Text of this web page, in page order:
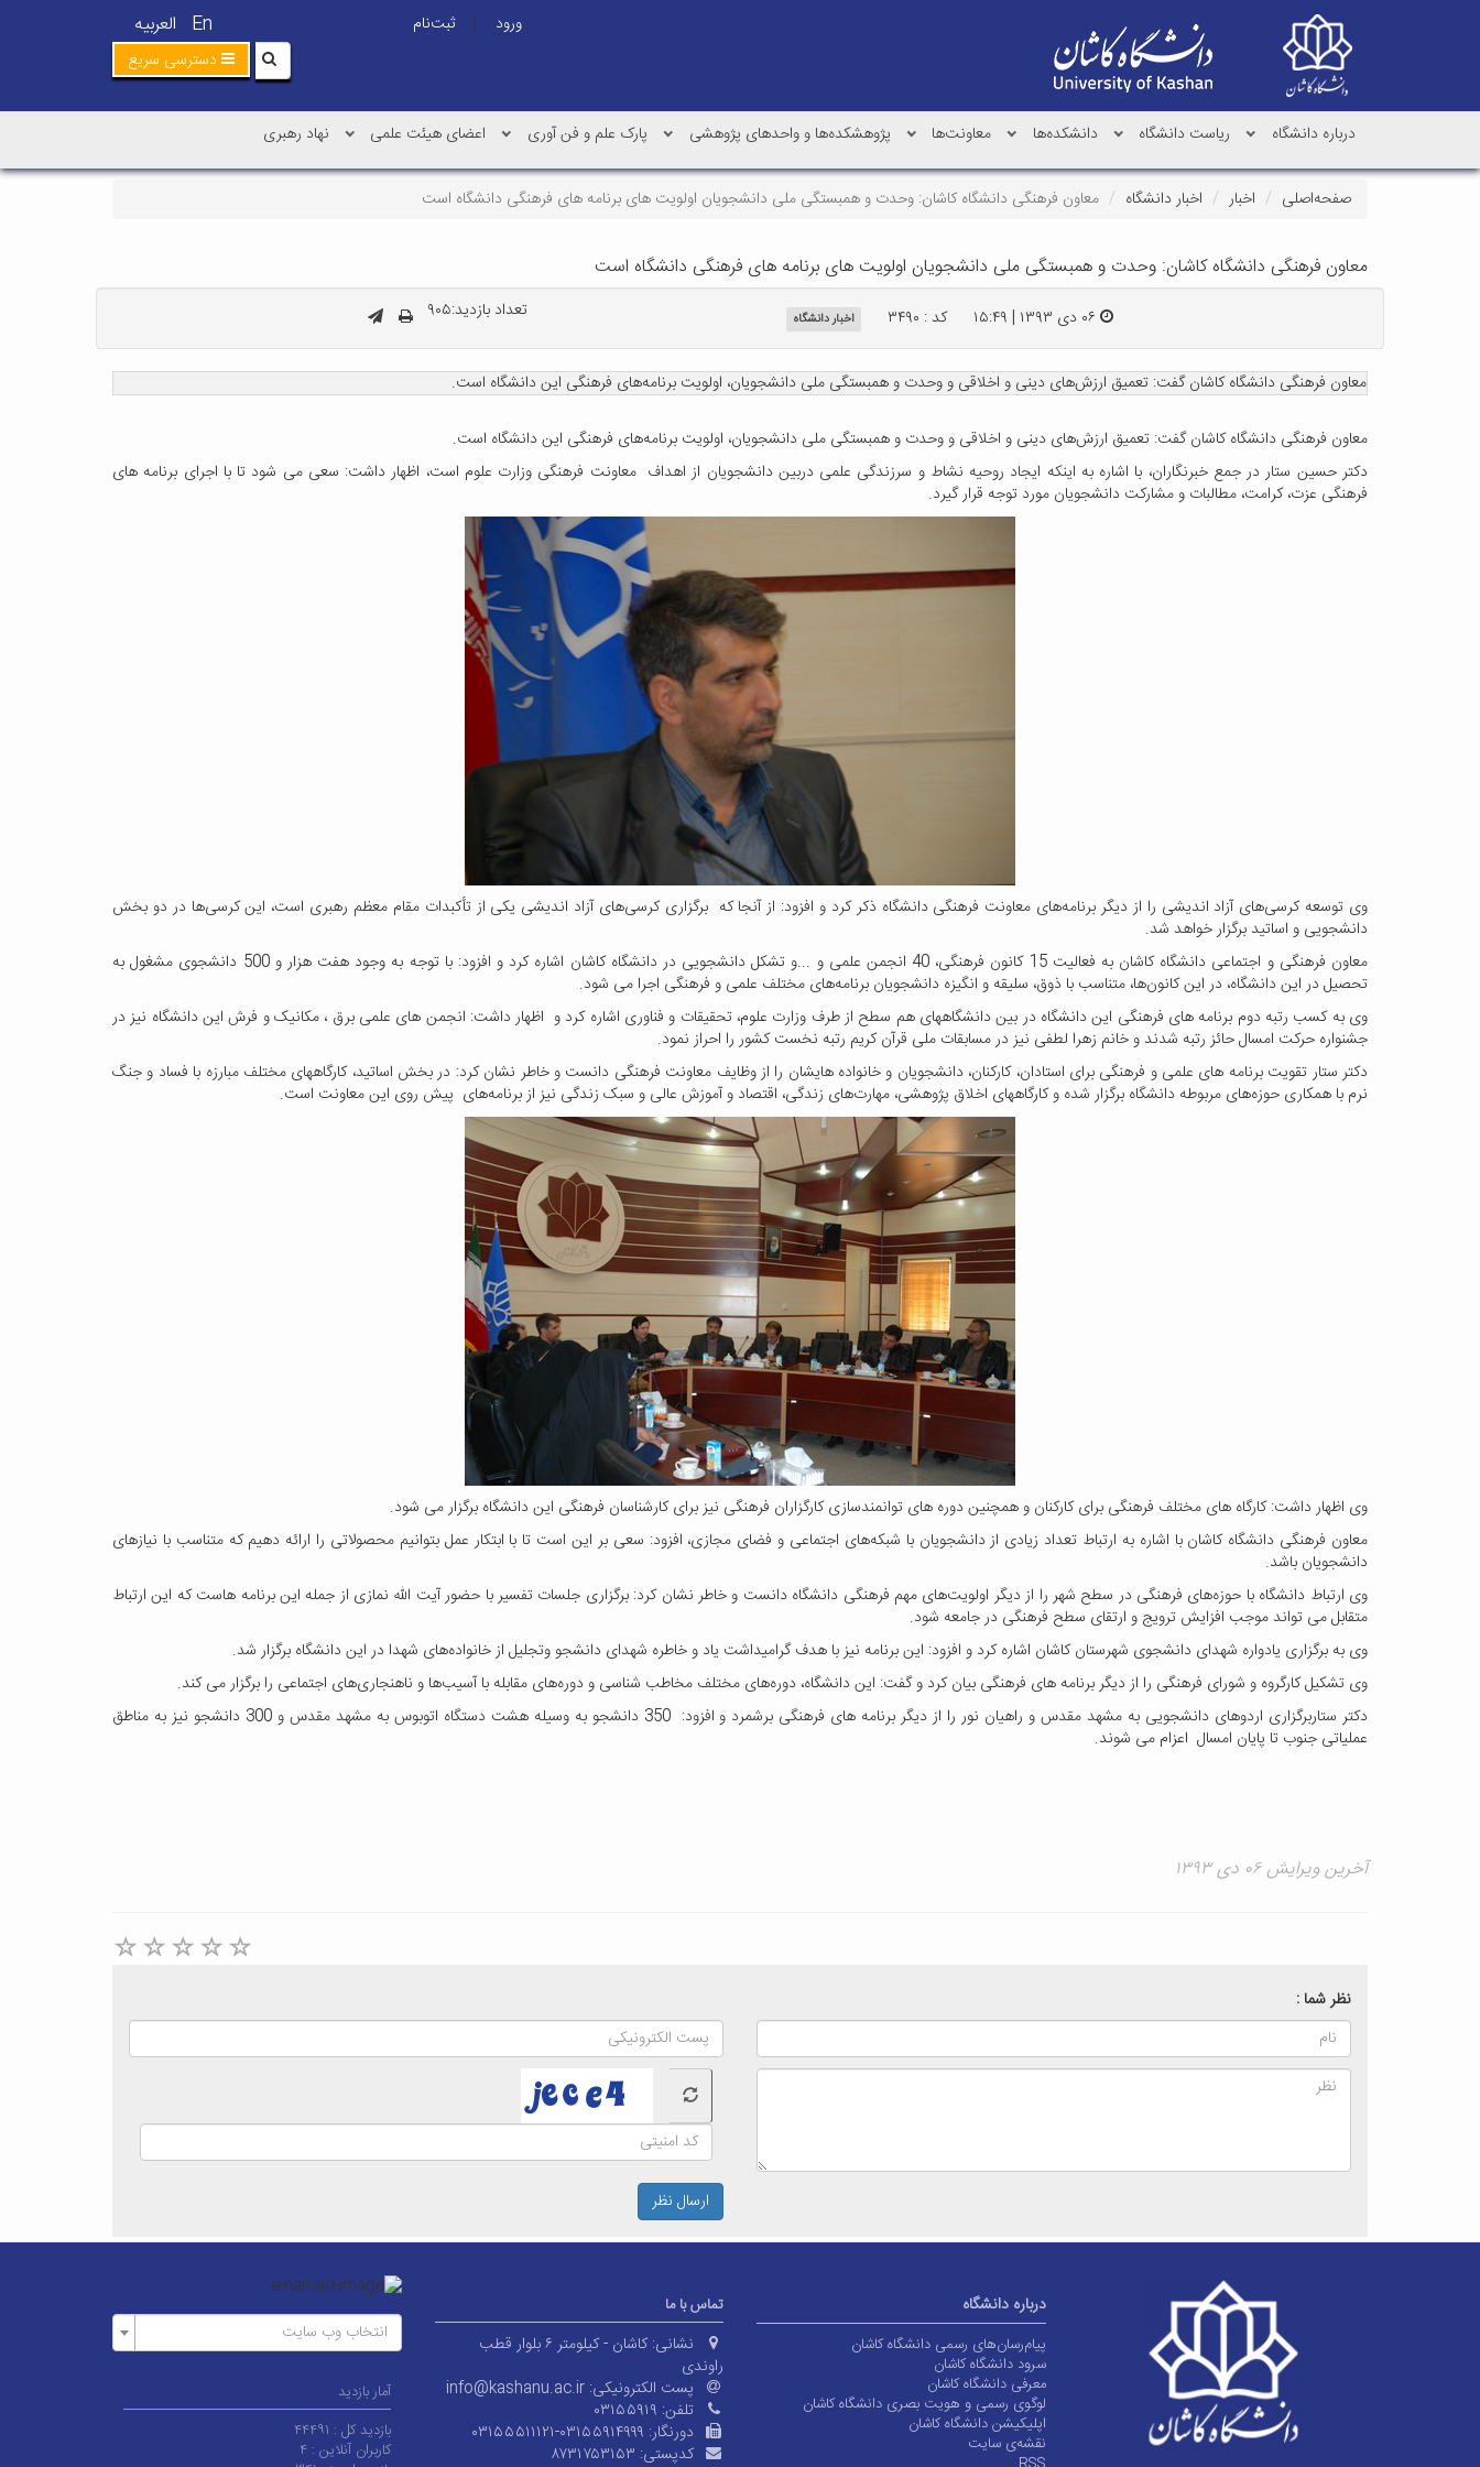
En العربیه ورود |
ثبت‌نام
دسترسی سریع
درباره دانشگاه ریاست دانشگاه دانشکده‌ها معاونت‌ها پژوهشکده‌ها و واحدهای پژوهشی پارک علم و فن آوری اعضای هیئت علمی نهاد رهبری
صفحه‌اصلی اخبار اخبار دانشگاه معاون فرهنگی دانشگاه کاشان: وحدت و همبستگی ملی دانشجویان اولویت های برنامه های فرهنگی دانشگاه است
معاون فرهنگی دانشگاه کاشان: وحدت و همبستگی ملی دانشجویان اولویت های برنامه های فرهنگی دانشگاه است
۰۶ دی ۱۳۹۳ | ۱۵:۴۹ کد : ۳۴۹۰ اخبار دانشگاه تعداد بازدید:۹۰۵
معاون فرهنگی دانشگاه کاشان گفت: تعمیق ارزش‌های دینی و اخلاقی و وحدت و همبستگی ملی دانشجویان، اولویت برنامه‌های فرهنگی این دانشگاه است.
معاون فرهنگی دانشگاه کاشان گفت: تعمیق ارزش‌های دینی و اخلاقی و وحدت و همبستگی ملی دانشجویان، اولویت برنامه‌های فرهنگی این دانشگاه است.
دکتر حسین ستار در جمع خبرنگاران، با اشاره به اینکه ایجاد روحیه نشاط و سرزندگی علمی دربین دانشجویان از اهداف معاونت فرهنگی وزارت علوم است، اظهار داشت: سعی می شود تا با اجرای برنامه های
فرهنگی عزت، کرامت، مطالبات و مشارکت دانشجویان مورد توجه قرار گیرد.
وی توسعه کرسی‌های آزاد اندیشی را از دیگر برنامه‌های معاونت فرهنگی دانشگاه ذکر کرد و افزود: از آنجا که برگزاری کرسی‌های آزاد اندیشی یکی از تأکبدات مقام معظم رهبری است، این کرسی‌ها در دو بخش
دانشجویی و اساتید برگزار خواهد شد.
معاون فرهنگی و اجتماعی دانشگاه کاشان به فعالیت 15 کانون فرهنگی، 40 انجمن علمی و ...و تشکل دانشجویی در دانشگاه کاشان اشاره کرد و افزود: با توجه به وجود هفت هزار و 500 دانشجوی مشغول به
تحصیل در این دانشگاه، در این کانون‌ها، متناسب با ذوق، سلیقه و انگیزه دانشجویان برنامه‌های مختلف علمی و فرهنگی اجرا می شود.
وی به کسب رتبه دوم برنامه های فرهنگی این دانشگاه در بین دانشگاههای هم سطح از طرف وزارت علوم، تحقیقات و فناوری اشاره کرد و اظهار داشت: انجمن های علمی برق ، مکانیک و فرش این دانشگاه نیز در
جشنواره حرکت امسال حائز رتبه شدند و خانم زهرا لطفی نیز در مسابقات ملی قرآن کریم رتبه نخست کشور را احراز نمود.
دکتر ستار تقویت برنامه های علمی و فرهنگی برای استادان، کارکنان، دانشجویان و خانواده هایشان را از وظایف معاونت فرهنگی دانست و خاطر نشان کرد: در بخش اساتید، کارگاههای مختلف مبارزه با فساد و جنگ
نرم با همکاری حوزه‌های مربوطه دانشگاه برگزار شده و کارگاههای اخلاق پژوهشی، مهارت‌های زندگی، اقتصاد و آموزش عالی و سبک زندگی نیز از برنامه‌های پیش روی این معاونت است.
وی اظهار داشت: کارگاه های مختلف فرهنگی برای کارکنان و همچنین دوره های توانمندسازی کارگزاران فرهنگی نیز برای کارشناسان فرهنگی این دانشگاه برگزار می شود.
معاون فرهنگی دانشگاه کاشان با اشاره به ارتباط تعداد زیادی از دانشجویان با شبکه‌های اجتماعی و فضای مجازی، افزود: سعی بر این است تا با ابتکار عمل بتوانیم محصولاتی را ارائه دهیم که متناسب با نیازهای
دانشجویان باشد.
وی ارتباط دانشگاه با حوزه‌‌های فرهنگی در سطح شهر را از دیگر اولویت‌های مهم فرهنگی دانشگاه دانست و خاطر نشان کرد: برگزاری جلسات تفسیر با حضور آیت الله نمازی از جمله این برنامه هاست که این ارتباط
متقابل می تواند موجب افزایش ترویج و ارتقای سطح فرهنگی در جامعه شود.
وی به برگزاری یادواره شهدای دانشجوی شهرستان کاشان اشاره کرد و افزود: این برنامه نیز با هدف گرامیداشت یاد و خاطره شهدای دانشجو وتجلیل از خانواده‌های شهدا در این دانشگاه برگزار شد.
وی تشکیل کارگروه و شورای فرهنگی را از دیگر برنامه های فرهنگی بیان کرد و گفت: این دانشگاه، دوره‌های مختلف مخاطب شناسی و دوره‌های مقابله با آسیب‌ها و ناهنجاری‌های اجتماعی را برگزار می کند.
دکتر ستاربرگزاری اردوهای دانشجویی به مشهد مقدس و راهیان نور را از دیگر برنامه های فرهنگی برشمرد و افزود: 350 دانشجو به وسیله هشت دستگاه اتوبوس به مشهد مقدس و 300 دانشجو نیز به مناطق
عملیاتی جنوب تا پایان امسال اعزام می شوند.
آخرین ویرایش ۰۶ دی ۱۳۹۳
نظر شما :
ارسال نظر
درباره دانشگاه
پیام‌رسان‌های رسمی دانشگاه کاشان
سرود دانشگاه کاشان
معرفی دانشگاه کاشان
لوگوی رسمی و هویت بصری دانشگاه کاشان
اپلیکیشن دانشگاه کاشان
نقشه‌ی سایت
تماس با ما
نشانی:
کاشان - کیلومتر ۶ بلوار قطب
راوندی
پست الکترونیکی: info@kashanu.ac.ir
تلفن: ۰۳۱۵۵۹۱۹
دورنگار: ۰۳۱۵۵۵۱۱۱۲۱-۰۳۱۵۵۹۱۴۹۹۹
کدپستی: ۸۷۳۱۷۵۳۱۵۳
انتخاب وب سایت
آمار بازدید
بازدید کل : ۴۴۴۹۱
کاربران آنلاین : ۴